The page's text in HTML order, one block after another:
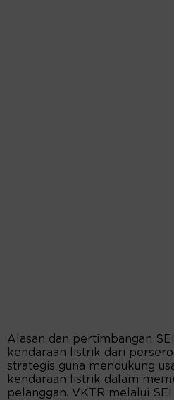
Alasan dan pertimbangan
kendaraan listrik dari
strategis guna mendukung
kendaraan listrik dalam
pelanggan. VKTR melalui